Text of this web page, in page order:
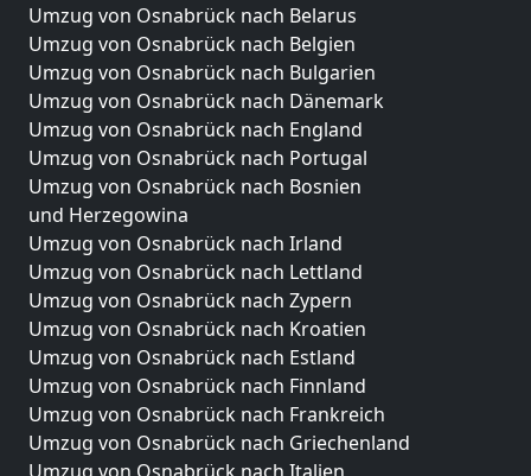
Umzug von Osnabrück nach Belarus
Umzug von Osnabrück nach Belgien
Umzug von Osnabrück nach Bulgarien
Umzug von Osnabrück nach Dänemark
Umzug von Osnabrück nach England
Umzug von Osnabrück nach Portugal
Umzug von Osnabrück nach Bosnien
und Herzegowina
Umzug von Osnabrück nach Irland
Umzug von Osnabrück nach Lettland
Umzug von Osnabrück nach Zypern
Umzug von Osnabrück nach Kroatien
Umzug von Osnabrück nach Estland
Umzug von Osnabrück nach Finnland
Umzug von Osnabrück nach Frankreich
Umzug von Osnabrück nach Griechenland
Umzug von Osnabrück nach Italien